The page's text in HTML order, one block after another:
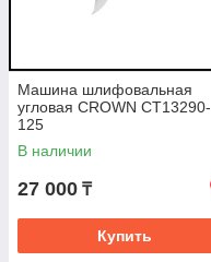
Машина шлифовальная
угловая CROWN CT13290-
125
В наличии
27 000 ₸
Купить